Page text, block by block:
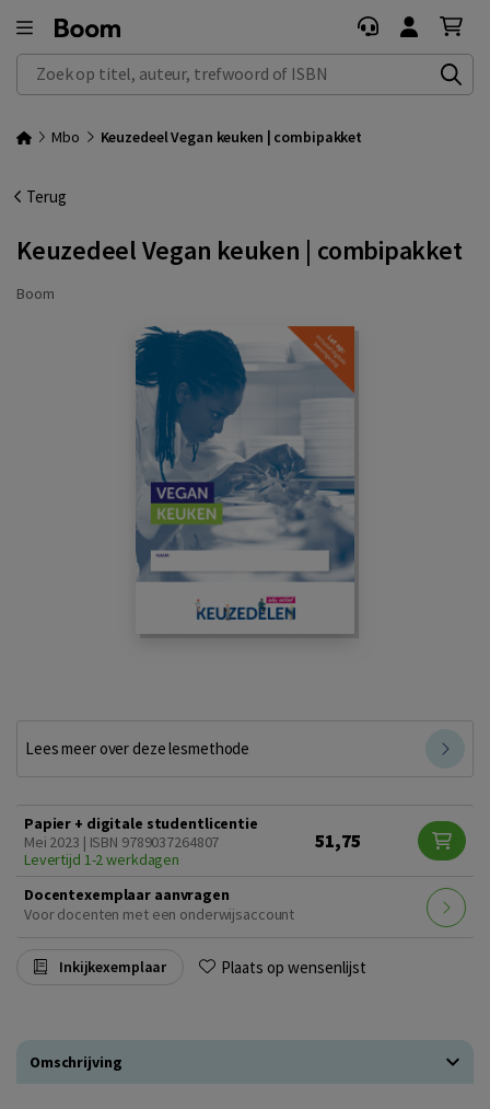
Zoek op titel, auteur, trefwoord of ISBN
Mbo Keuzedeel Vegan keuken | combipakket
Terug
Keuzedeel Vegan keuken | combipakket
Boom
Lees meer over deze lesmethode
Papier + digitale studentlicentie
Mei 2023 | ISBN 9789037264807
Levertijd 1-2 werkdagen
51,75
Docentexemplaar aanvragen
Voor docenten met een onderwijsaccount
Inkijkexemplaar Plaats op wensenlijst
Omschrijving